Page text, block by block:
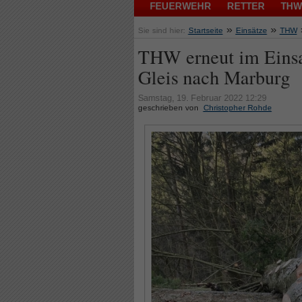
FEUERWEHR RETTER THW
Sie sind hier: Startseite » Einsätze » THW
THW erneut im
Gleis nach Marburg
Samstag, 19. Februar 2022 12:29
geschrieben von Christopher Rohde